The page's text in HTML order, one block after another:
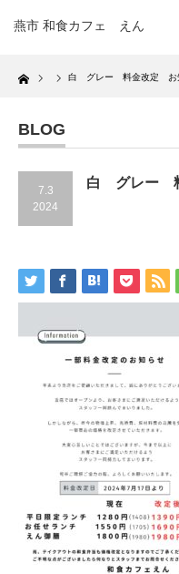
燕市 和食カフェ えん
Home 白 グレー 料金改定 お
BLOG
7.3
2024
白 グレー